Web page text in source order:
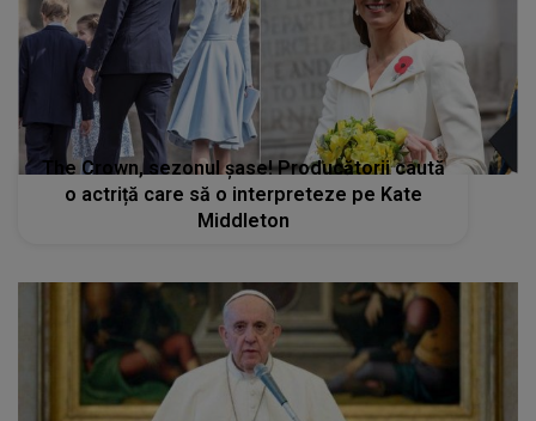
The Crown, sezonul șase! Producătorii caută
o actriță care să o interpreteze pe Kate
Middleton